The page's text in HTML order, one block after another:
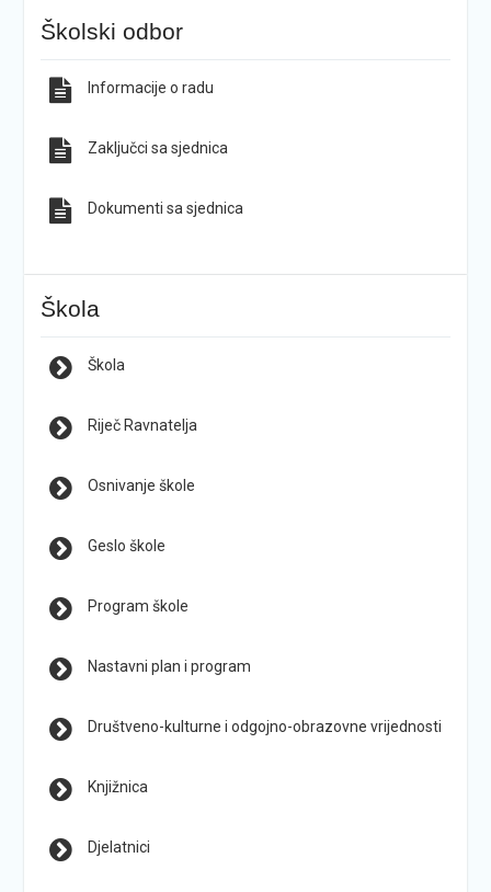
Školski odbor
Informacije o radu
Zaključci sa sjednica
Dokumenti sa sjednica
Škola
Škola
Riječ Ravnatelja
Osnivanje škole
Geslo škole
Program škole
Nastavni plan i program
Društveno-kulturne i odgojno-obrazovne vrijednosti
Knjižnica
Djelatnici